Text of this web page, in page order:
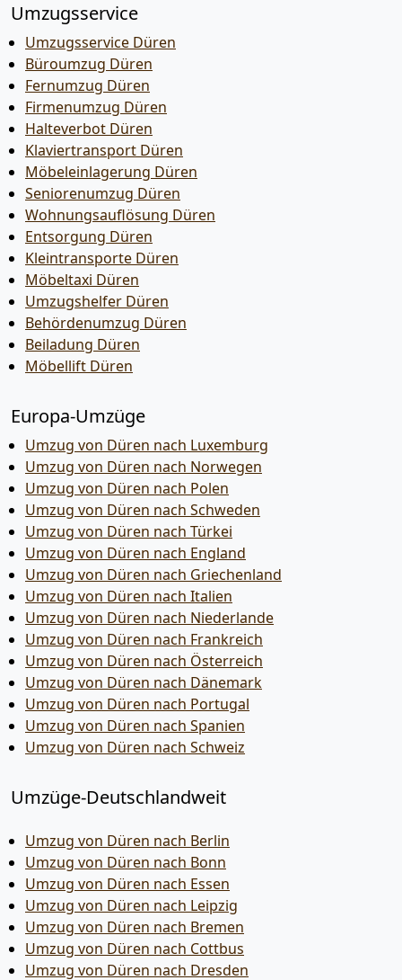
Umzugsservice
Umzugsservice Düren
Büroumzug Düren
Fernumzug Düren
Firmenumzug Düren
Halteverbot Düren
Klaviertransport Düren
Möbeleinlagerung Düren
Seniorenumzug Düren
Wohnungsauflösung Düren
Entsorgung Düren
Kleintransporte Düren
Möbeltaxi Düren
Umzugshelfer Düren
Behördenumzug Düren
Beiladung Düren
Möbellift Düren
Europa-Umzüge
Umzug von Düren nach Luxemburg
Umzug von Düren nach Norwegen
Umzug von Düren nach Polen
Umzug von Düren nach Schweden
Umzug von Düren nach Türkei
Umzug von Düren nach England
Umzug von Düren nach Griechenland
Umzug von Düren nach Italien
Umzug von Düren nach Niederlande
Umzug von Düren nach Frankreich
Umzug von Düren nach Österreich
Umzug von Düren nach Dänemark
Umzug von Düren nach Portugal
Umzug von Düren nach Spanien
Umzug von Düren nach Schweiz
Umzüge-Deutschlandweit
Umzug von Düren nach Berlin
Umzug von Düren nach Bonn
Umzug von Düren nach Essen
Umzug von Düren nach Leipzig
Umzug von Düren nach Bremen
Umzug von Düren nach Cottbus
Umzug von Düren nach Dresden